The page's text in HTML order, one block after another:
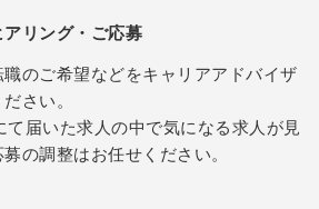
リング・ご応募
のご希望などをキャリアアドバイザ
さい。
て届いた求人の中で気になる求人が見
の調整はお任せください。